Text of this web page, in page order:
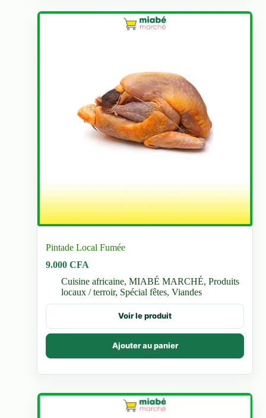
être
Pintade Local Fumée
9.000CFA
Cuisine africaine,MIABÉ MARCHÉ,Produits
locaux / terroir, Spécial fêtes,Viandes
Voir le produit
Ajouter au panier